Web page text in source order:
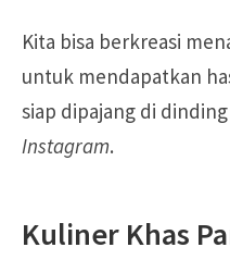
Kita bisa berkreasi
untuk mendapatkan
siap dipajang di
Instagram.
Kuliner Khas